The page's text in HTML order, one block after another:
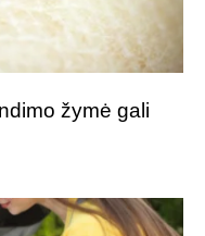
žymė gali